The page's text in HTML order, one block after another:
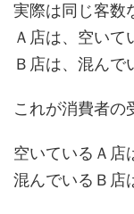
実際は同じ客数
Ａ店は、空いて
Ｂ店は、混んで
これが消費者の
空いているＡ店
混んでいるＢ店